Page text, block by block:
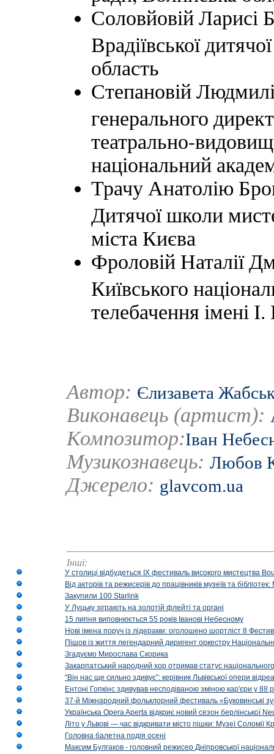
Соловйовій Ларисі
Врадіївської
область
Степановій
генерального
театрально-
національний
Трачу Анатолію
Дитячої школи
міста Києва
Фроловій Наталії
Київського
телебачення імені
Автор: Єлизавета
Виконавець (артист):
Композитор:Іван
Музикознавець: Любов
Джерело: glavcom.ua
Інші:
У столиці відбудеться IX фестиваль високого мистецтва
Від акторів та режисерів до працівників музеїв та
Закупили 100 Starlink
У Луцьку зіграють на золотій флейті та органі
15 липня виповнюється 55 років Іванові Небесному
Нові імена поруч із лідерами: оголошено шортліст 8
Пішов із життя легендарний диригент оркестру
Згадуємо Мирослава Скорика
Закарпатський народний хор отримав статус національного
“Він нас ще сильно здивує”: керівник Львівської опери
Ентоні Гопкінс здивував несподіваною зміною кар'єри у 88
37-й Міжнародний фольклорний фестиваль «Буковинські
Українська Opera Aperta відкриє новий сезон берлінської
Літо у Львові — час відкривати місто пішки: Музеї Соломії
Головна балетна подія осені
Максим Булгаков - головний режисер Дніпровської